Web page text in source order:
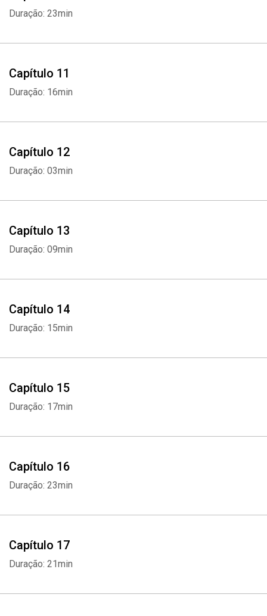
Duração: 23min
Capítulo 11
Duração: 16min
Capítulo 12
Duração: 03min
Capítulo 13
Duração: 09min
Capítulo 14
Duração: 15min
Capítulo 15
Duração: 17min
Capítulo 16
Duração: 23min
Capítulo 17
Duração: 21min
Whatsapp